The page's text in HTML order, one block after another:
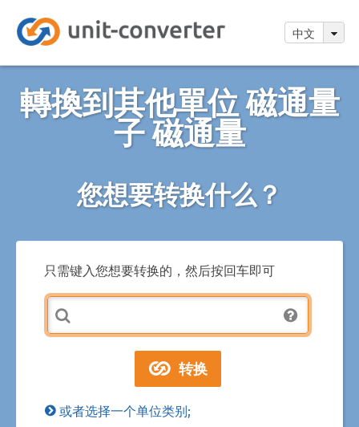
中文
轉換到其他單位 磁通量
子 磁通量
您想要转换什么？
只需键入您想要转换的，然后按回车即可
或者选择一个单位类别;